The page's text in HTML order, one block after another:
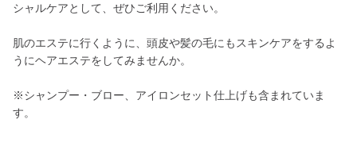
シャルケアとして、ぜひご利用ください。
肌のエステに行くように、頭皮や髪の毛にもスキンケアをするよ
うにヘアエステをしてみませんか。
※シャンプー・ブロー、アイロンセット仕上げも含まれていま
す。